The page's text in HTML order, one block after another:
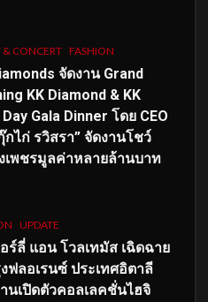
& CONCERT FASHION
จัดงาน Grand
KK Diamond & KK
Gala Dinner โดย CEO
ไก่ รวิสรา” จัดงานโชว์
เพชรมูลค่าหลายล้านบาท
UPDATE
ร์ลี่ แอน โวลเทมัส เฉิดฉาย
ฟลอเรนซ์ ประเทศอิตาลี
นเปิดตัวคอลเลคชั่นไฮจิ